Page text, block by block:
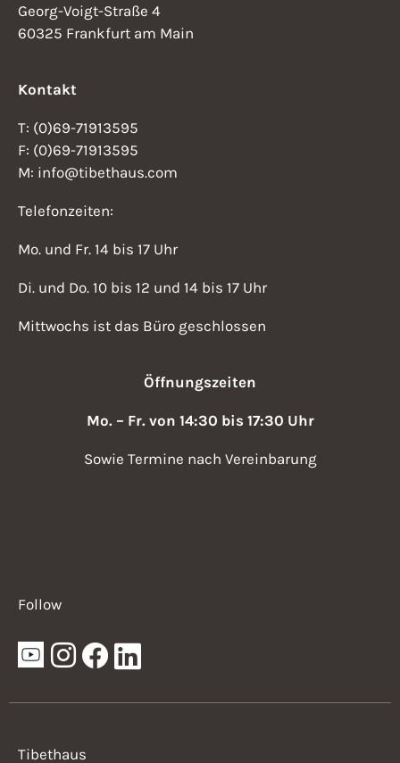
Georg-Voigt-Straße 4
60325 Frankfurt am Main
Kontakt
T: (0)69-71913595
F: (0)69-71913595
M: info@tibethaus.com
Telefonzeiten:
Mo. und Fr. 14 bis 17 Uhr
Di. und Do. 10 bis 12 und 14 bis 17 Uhr
Mittwochs ist das Büro geschlossen
Öffnungszeiten
Mo. – Fr. von 14:30 bis 17:30 Uhr
Sowie Termine nach Vereinbarung
Follow
Tibethaus